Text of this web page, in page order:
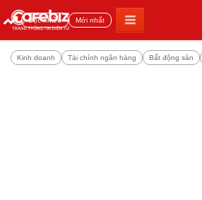
Đọc nhiều Mới nhất
Kinh doanh Tài chính ngân hàng Bất động sản